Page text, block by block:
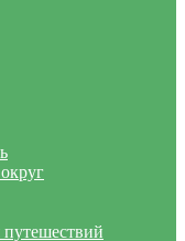
путешествий